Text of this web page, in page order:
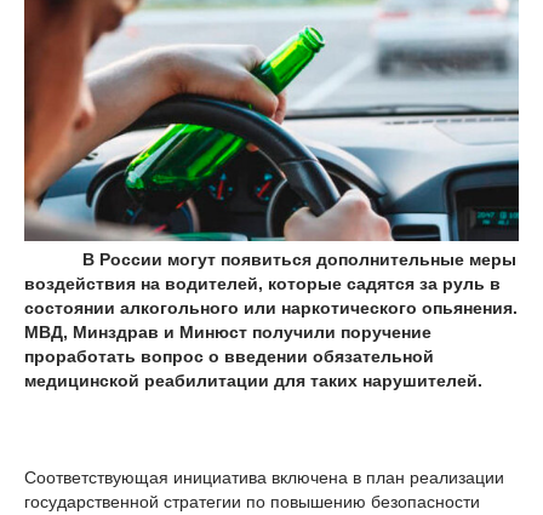
В России могут появиться дополнительные меры
воздействия на водителей, которые садятся за руль в
состоянии алкогольного или наркотического опьянения.
МВД, Минздрав и Минюст получили поручение
проработать вопрос о введении обязательной
медицинской реабилитации для таких нарушителей.
Соответствующая инициатива включена в план реализации
государственной стратегии по повышению безопасности